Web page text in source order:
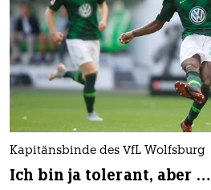
Kapitänsbinde des VfL Wolfsburg
Ich bin ja tolerant, aber …